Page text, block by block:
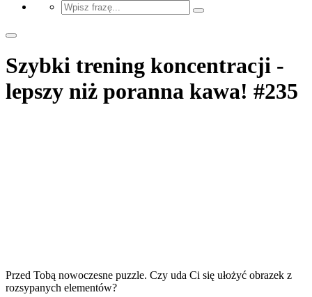
Szybki trening koncentracji -
lepszy niż poranna kawa! #235
Przed Tobą nowoczesne puzzle. Czy uda Ci się ułożyć obrazek z
rozsypanych elementów?